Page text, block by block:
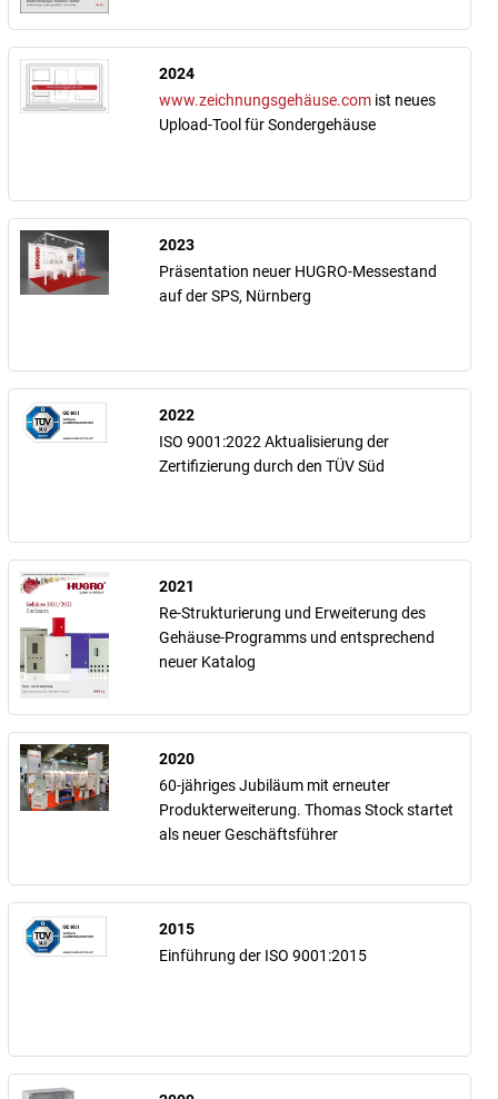
2024
www.zeichnungsgehäuse.comist neues
Upload-Tool für Sondergehäuse
2023
Präsentation neuer HUGRO-Messestand
auf der SPS, Nürnberg
2022
ISO 9001:2022 Aktualisierung der
Zertifizierung durch den TÜV Süd
2021
Re-Strukturierung und Erweiterung des
Gehäuse-Programms und entsprechend
neuer Katalog
2020
60-jähriges Jubiläum mit erneuter
Produkterweiterung. Thomas Stock startet
als neuer Geschäftsführer
2015
Einführung der ISO 9001:2015